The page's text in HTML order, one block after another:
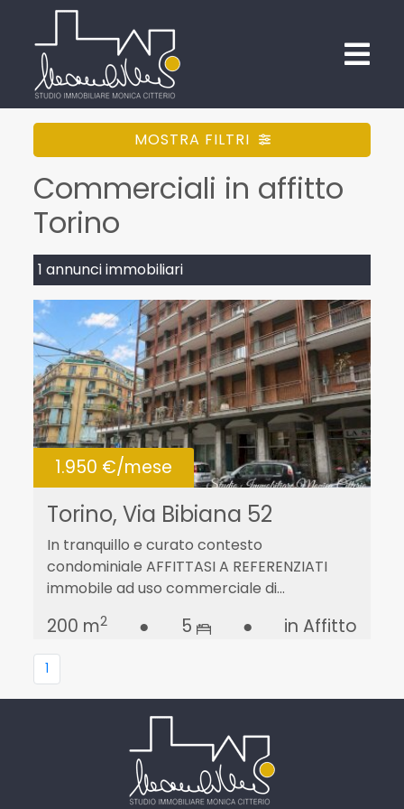
MOSTRA FILTRI
Commerciali in affitto
Torino
1 annunci immobiliari
1.950 €/mese
Torino, Via Bibiana 52
In tranquillo e curato contesto
condominiale AFFITTASI A REFERENZIATI
immobile ad uso commerciale di...
200 m2 ● 5 ● in Affitto
1